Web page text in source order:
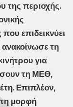
της περιοχής.
επιδεικνύει
τη
για
τη ΜΕΘ,
Επιπλέον,
τη μορφή